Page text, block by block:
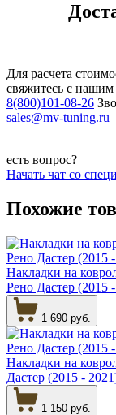
Для расчета
свяжитесь с нашим
8(800)101-08-26
sales@mv-tuning.ru
есть вопрос?
Начать чат со
Похожие
Накладки на
Рено Дастер (2015
1 690 руб.
Накладки на
Дастер (2015 -
1 150 руб.